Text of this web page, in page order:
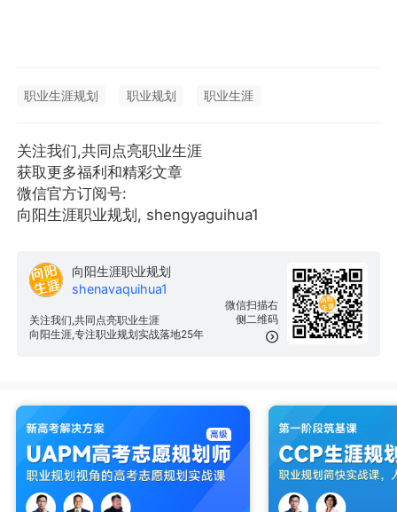
职业生涯规划 职业规划 职业生涯
关注我们,共同点亮职业生涯
获取更多福利和精彩文章
微信官方订阅号:
向阳生涯职业规划, shengyaguihua1
微信扫描右
侧二维码
向阳生涯职业规划
shenavaquihua1
关注我们,共同点亮职业生涯
向阳生涯,专注职业规划实战落地25年